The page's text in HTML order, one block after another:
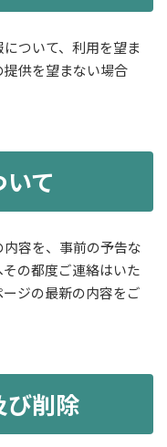
ついて、利用を望ま
供を望まない場合
て
容を、事前の予告な
の都度ご連絡はいた
ジの最新の内容をご
び削除